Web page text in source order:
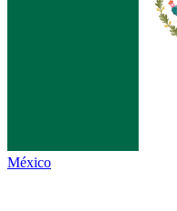
México